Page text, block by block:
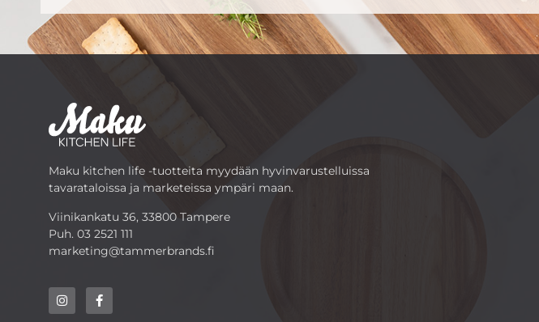
Maku kitchen life -tuotteita myydään hyvinvarustelluissa
tavarataloissa ja marketeissa ympäri maan.
Viinikankatu 36, 33800 Tampere
Puh. 03 2521 111
marketing@tammerbrands.fi